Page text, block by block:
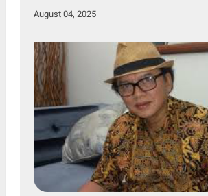
Kepercayaan Publik
August 04, 2025